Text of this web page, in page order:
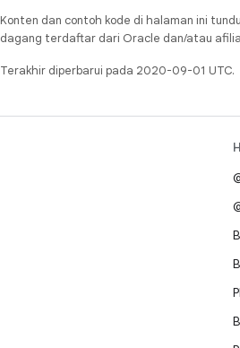
Konten dan contoh kode di halaman ini
dagang terdaftar dari Oracle dan/atau
Terakhir diperbarui pada 2020-09-01 UTC.